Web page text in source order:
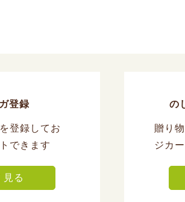
登録
登録してお
できます
見る
の
贈り
ジカ